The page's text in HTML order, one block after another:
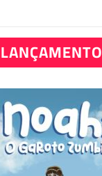
LANÇAMENTO